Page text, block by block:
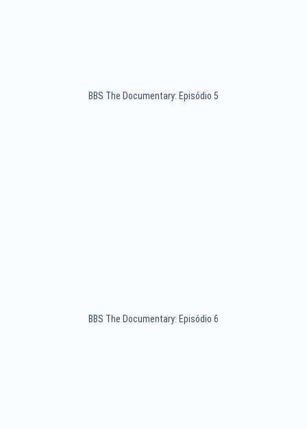
BBS The Documentary: Episódio 5
BBS The Documentary: Episódio 6